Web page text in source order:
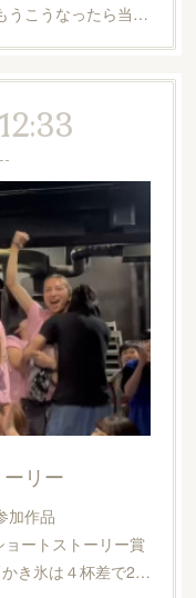
うこうなったら当…
リー
加作品
ョートストーリー賞
き氷は４杯差で2…